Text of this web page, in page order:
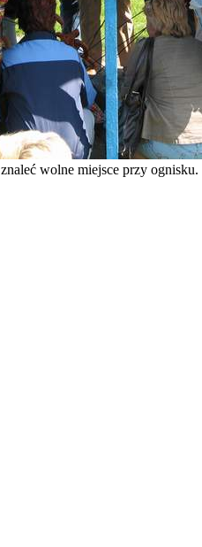
wolne miejsce przy ognisku.